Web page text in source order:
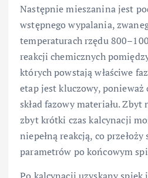
Następnie mieszanina jest
wstępnego wypalania,
temperaturach rzędu
reakcji chemicznych
których powstają właściwe
etap jest kluczowy, ponieważ
skład fazowy materiału.
zbyt krótki czas kalcynacji
niepełną reakcją, co
parametrów po końcowym